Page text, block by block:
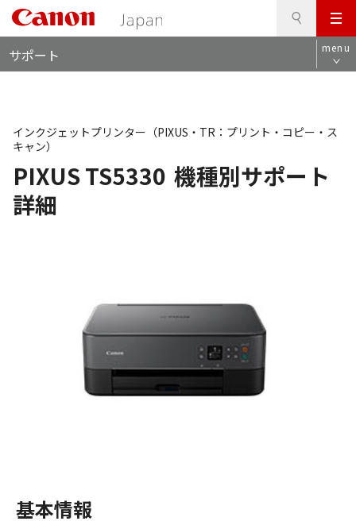
メ
ニ
ュ
サポート menu
PIXUS TS5330 機種別サポート
詳細
インクジェットプリンター（PIXUS・TR：プリント・コピー・ス
キャン）
基本情報